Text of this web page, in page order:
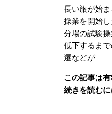
長い旅が始
操業を開始
分場の試験
低下するま
遷などが
この記事は有
続きを読むに